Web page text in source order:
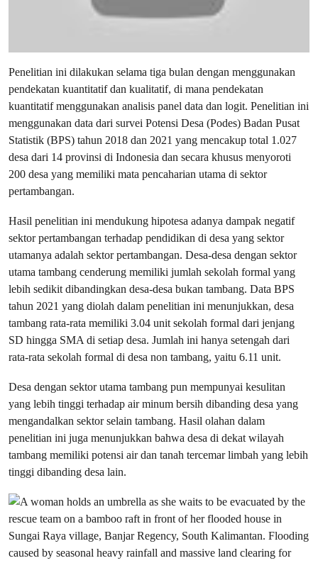
Penelitian ini dilakukan selama tiga bulan dengan menggunakan
pendekatan kuantitatif dan kualitatif, di mana pendekatan
kuantitatif menggunakan analisis panel data dan logit. Penelitian ini
menggunakan data dari survei Potensi Desa (Podes) Badan Pusat
Statistik (BPS) tahun 2018 dan 2021 yang mencakup total 1.027
desa dari 14 provinsi di Indonesia dan secara khusus menyoroti
200 desa yang memiliki mata pencaharian utama di sektor
pertambangan.
Hasil penelitian ini mendukung hipotesa adanya dampak negatif
sektor pertambangan terhadap pendidikan di desa yang sektor
utamanya adalah sektor pertambangan. Desa-desa dengan sektor
utama tambang cenderung memiliki jumlah sekolah formal yang
lebih sedikit dibandingkan desa-desa bukan tambang. Data BPS
tahun 2021 yang diolah dalam penelitian ini menunjukkan, desa
tambang rata-rata memiliki 3.04 unit sekolah formal dari jenjang
SD hingga SMA di setiap desa. Jumlah ini hanya setengah dari
rata-rata sekolah formal di desa non tambang, yaitu 6.11 unit.
Desa dengan sektor utama tambang pun mempunyai kesulitan
yang lebih tinggi terhadap air minum bersih dibanding desa yang
mengandalkan sektor selain tambang. Hasil olahan dalam
penelitian ini juga menunjukkan bahwa desa di dekat wilayah
tambang memiliki potensi air dan tanah tercemar limbah yang lebih
tinggi dibanding desa lain.